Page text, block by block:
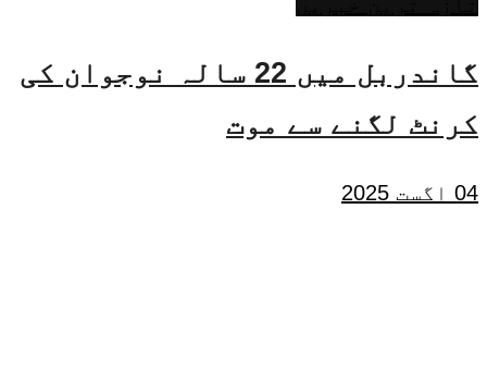
گاندربل میں 22 سالہ نوجوان کی
کرنٹ لگنے سے موت
04 اگست 2025